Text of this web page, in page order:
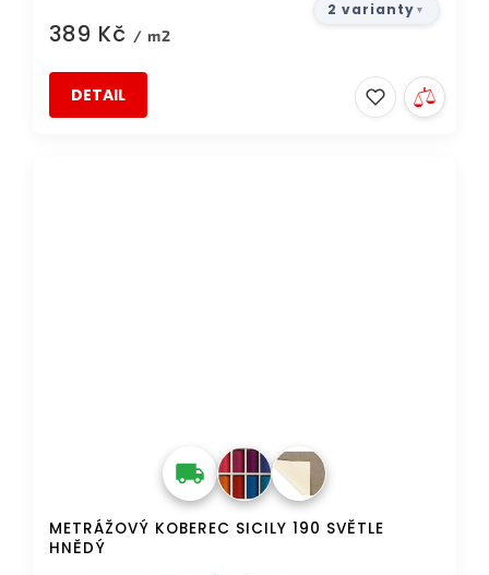
389 Kč / m2
DETAIL
2 varianty
METRÁŽOVÝ KOBEREC SICILY 190 SVĚTLE
HNĚDÝ